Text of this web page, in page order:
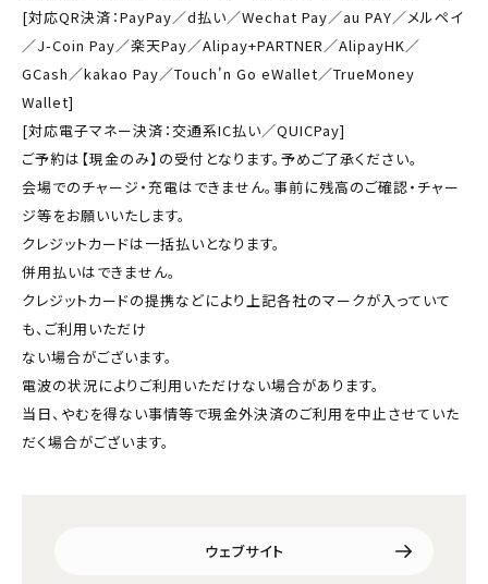
[対応QR決済：PayPay／d払い／Wechat Pay／au PAY／メルペイ
／J-Coin Pay／楽天Pay／Alipay+PARTNER／AlipayHK／
GCash／kakao Pay／Touch'n Go eWallet／TrueMoney
Wallet]
[対応電子マネー決済：交通系IC払い／QUICPay]
ご予約は【現金のみ】の受付となります。予めご了承ください。
会場でのチャージ・充電はできません。事前に残高のご確認・チャー
ジ等をお願いいたします。
クレジットカードは一括払いとなります。
併用払いはできません。
クレジットカードの提携などにより上記各社のマークが入っていて
も、ご利用いただけ
ない場合がございます。
電波の状況によりご利用いただけない場合があります。
当日、やむを得ない事情等で現金外決済のご利用を中止させていた
だく場合がございます。
ウェブサイト